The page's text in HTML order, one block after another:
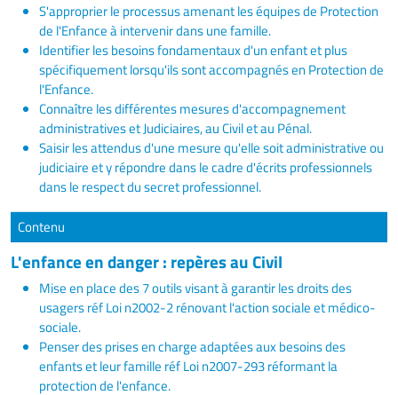
S'approprier le processus amenant les équipes de Protection
de l'Enfance à intervenir dans une famille.
Identifier les besoins fondamentaux d'un enfant et plus
spécifiquement lorsqu'ils sont accompagnés en Protection de
l'Enfance.
Connaître les différentes mesures d'accompagnement
administratives et Judiciaires, au Civil et au Pénal.
Saisir les attendus d'une mesure qu'elle soit administrative ou
judiciaire et y répondre dans le cadre d'écrits professionnels
dans le respect du secret professionnel.
Contenu
L'enfance en danger : repères au Civil
Mise en place des 7 outils visant à garantir les droits des
usagers réf Loi n2002-2 rénovant l'action sociale et médico-
sociale.
Penser des prises en charge adaptées aux besoins des
enfants et leur famille réf Loi n2007-293 réformant la
protection de l'enfance.